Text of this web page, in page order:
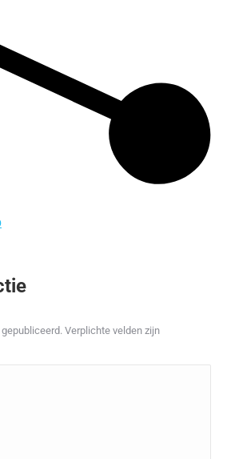
Deel
Verplichte velden zijn